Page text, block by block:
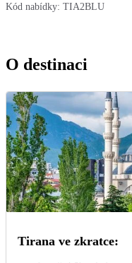
Kód nabídky: TIA2BLU
O destinaci
Tirana ve zkratce: